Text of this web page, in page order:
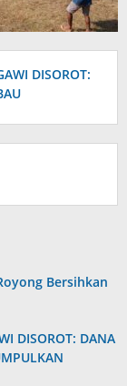
DISOROT:
Bersihkan
DISOROT: DANA